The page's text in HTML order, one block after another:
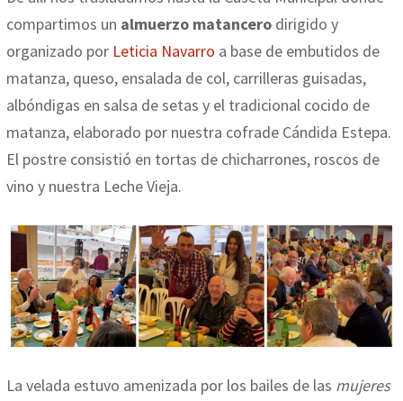
compartimos un almuerzo matancero dirigido y
organizado por Leticia Navarro a base de embutidos de
matanza, queso, ensalada de col, carrilleras guisadas,
albóndigas en salsa de setas y el tradicional cocido de
matanza, elaborado por nuestra cofrade Cándida Estepa.
El postre consistió en tortas de chicharrones, roscos de
vino y nuestra Leche Vieja.
La velada estuvo amenizada por los bailes de las mujeres